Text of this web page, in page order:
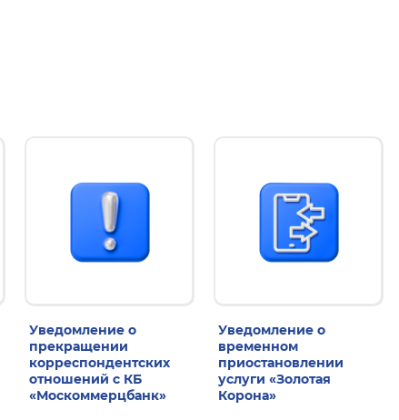
Уведомление о
прекращении
корреспондентских
отношений с КБ
«Москоммерцбанк»
Уведомление о
временном
приостановлении
услуги «Золотая
Корона»